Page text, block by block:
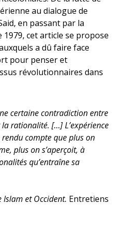
au dialogue de
en passant par la
cet article se propose
a dû faire face
pour penser et
révolutionnaires dans
certaine contradiction entre
rationalité. […] L’expérience
rendu compte que plus on
plus on s’aperçoit, à
qu’entraîne sa
Islam et Occident. Entretiens